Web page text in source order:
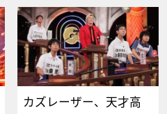
カズレーザー、天才高